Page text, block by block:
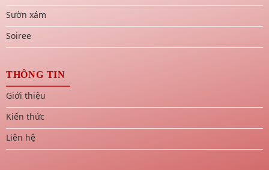
Sườn xám
Soiree
THÔNG TIN
Giới thiệu
Kiến thức
Liên hệ